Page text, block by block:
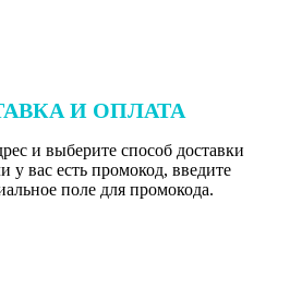
И ОПЛАТА
и выберите способ доставки
у вас есть промокод, введите
поле для промокода.